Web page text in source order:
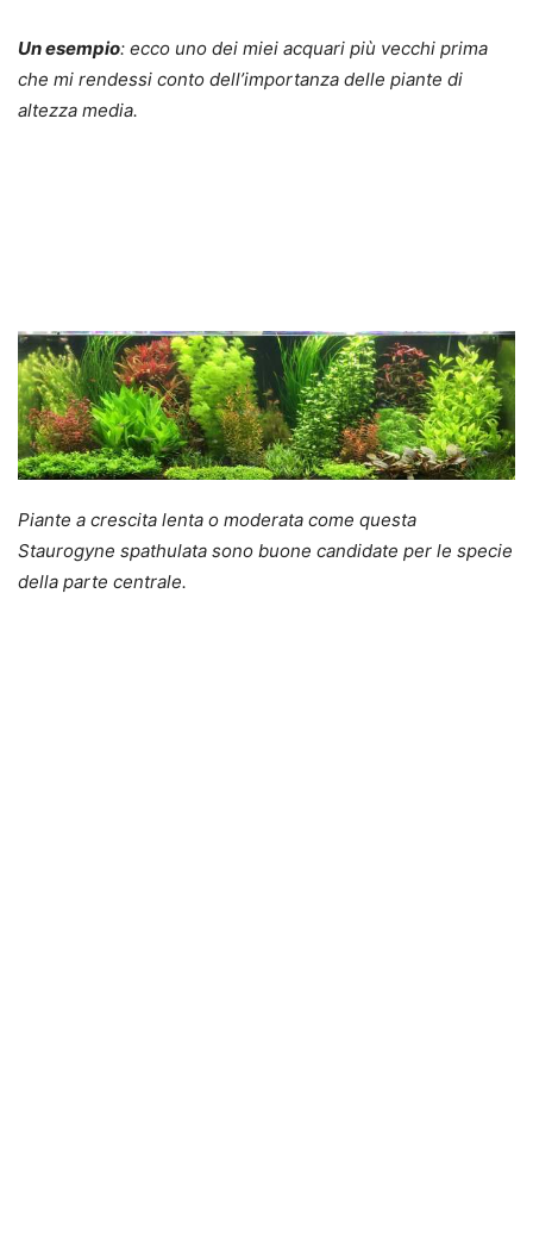
Un esempio: ecco uno dei miei acquari più vecchi prima
che mi rendessi conto dell’importanza delle piante di
altezza media.
Piante a crescita lenta o moderata come questa
Staurogyne spathulata sono buone candidate per le specie
della parte centrale.